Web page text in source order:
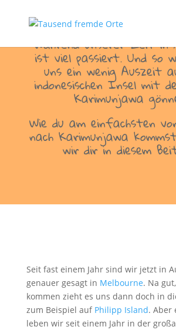
Während unserer Zeit in
ist viel passiert. Und so
uns ein wenig Auszeit
indonesischen Insel mit
Karimunjawa
Wie du am einfachsten
nach Karimunjawa
wir dir in diesem
Seit fast einem Jahr sind wir jetzt in
genauer gesagt in Melbourne. Na
kommen zieht es uns dann doch in
zum Beispiel auf Philipp Island. Aber
leben wir seit einem Jahr in der